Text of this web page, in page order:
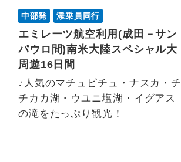
中部発 添乗員同行
エミレーツ航空利用(成田－サン
パウロ間)南米大陸スペシャル大
周遊16日間
♪人気のマチュピチュ・ナスカ・チ
チカカ湖・ウユニ塩湖・イグアス
の滝をたっぷり観光！